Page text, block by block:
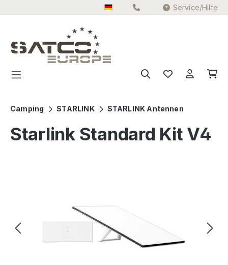
Zum Hauptinhalt springen Service/Hilfe
Camping STARLINK STARLINK Antennen
Starlink Standard Kit V4